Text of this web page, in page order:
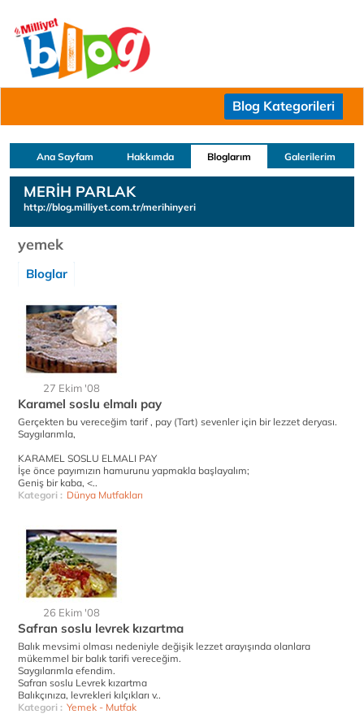
Blog Kategorileri
Ana Sayfam Hakkımda Bloglarım Galerilerim
MERİH PARLAK
http://blog.milliyet.com.tr/merihinyeri
yemek
Bloglar
27 Ekim '08
Karamel soslu elmalı pay
Gerçekten bu vereceğim tarif , pay (Tart) sevenler için bir lezzet deryası.
Saygılarımla,
KARAMEL SOSLU ELMALI PAY
İşe önce payımızın hamurunu yapmakla başlayalım;
Geniş bir kaba, <..
Kategori : Dünya Mutfakları
26 Ekim '08
Safran soslu levrek kızartma
Balık mevsimi olması nedeniyle değişik lezzet arayışında olanlara
mükemmel bir balık tarifi vereceğim.
Saygılarımla efendim.
Safran soslu Levrek kızartma
Balıkçınıza, levrekleri kılçıkları v..
Kategori : Yemek - Mutfak